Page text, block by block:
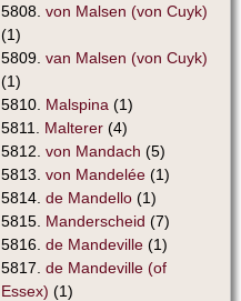
5808. von Malsen (von Cuyk)
(1)
5809. van Malsen (von Cuyk)
(1)
5810. Malspina (1)
5811. Malterer (4)
5812. von Mandach (5)
5813. von Mandelée (1)
5814. de Mandello (1)
5815. Manderscheid (7)
5816. de Mandeville (1)
5817. de Mandeville (of
Essex) (1)